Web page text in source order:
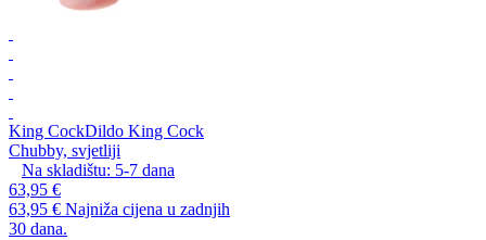
King CockDildo King Cock
Chubby, svjetliji
Na skladištu: 5-7 dana
63,95 €
63,95 € Najniža cijena u zadnjih
30 dana.